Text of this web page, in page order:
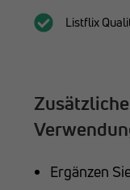
Listflix
Ergänzen